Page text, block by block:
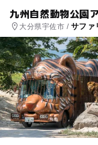
九州自然動物公園
大分県宇佐市 / サファ